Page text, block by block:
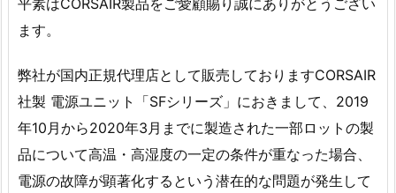
ます。
弊社が国内正規代理店として販売しておりますCORSAIR
社製 電源ユニット「SFシリーズ」におきまして、2019
年10月から2020年3月までに製造された一部ロットの製
品について高温・高湿度の一定の条件が重なった場合、
電源の故障が顕著化するという潜在的な問題が発生して